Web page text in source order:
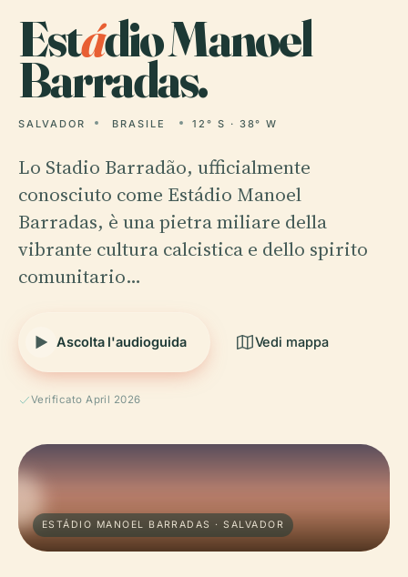
Estádio Manoel
Barradas.
SALVADOR BRASILE 12° S · 38° W
Lo Stadio Barradão, ufficialmente
conosciuto come Estádio Manoel
Barradas, è una pietra miliare della
vibrante cultura calcistica e dello spirito
comunitario…
Ascolta l'audioguida Vedi mappa
Verificato April 2026
ESTÁDIO MANOEL BARRADAS · SALVADOR